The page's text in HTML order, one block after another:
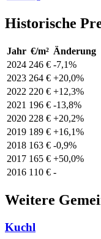
Historische
Jahr €/m² Änderung
2024 246 € -7,1%
2023 264 € +20,0%
2022 220 € +12,3%
2021 196 € -13,8%
2020 228 € +20,2%
2019 189 € +16,1%
2018 163 € -0,9%
2017 165 € +50,0%
2016 110 € -
Weitere
Kuchl